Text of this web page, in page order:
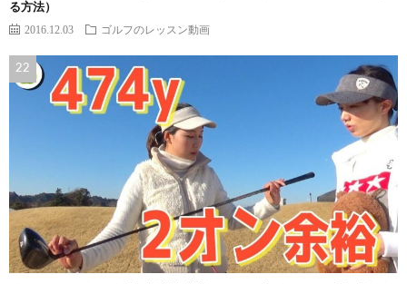
る方法）
2016.12.03 ゴルフのレッスン動画